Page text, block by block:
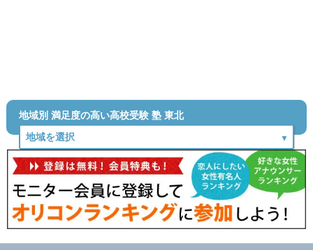
地域別 満足度の高い高校受験 塾 東北